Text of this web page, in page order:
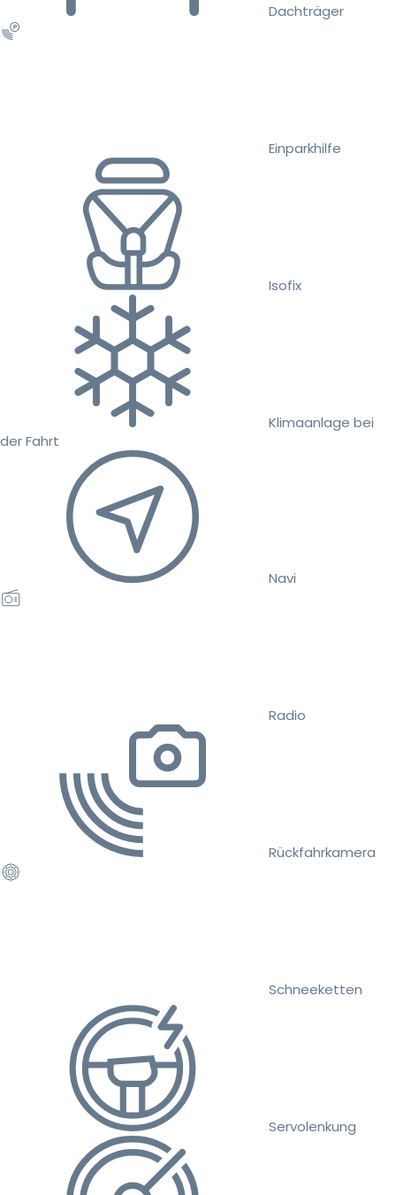
Dachträger
Einparkhilfe
Isofix
Klimaanlage bei
der Fahrt
Navi
Radio
Rückfahrkamera
Schneeketten
Servolenkung